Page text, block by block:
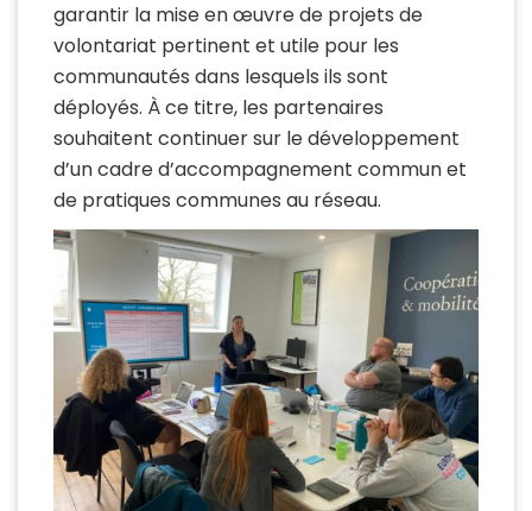
garantir la mise en œuvre de projets de
volontariat pertinent et utile pour les
communautés dans lesquels ils sont
déployés. À ce titre, les partenaires
souhaitent continuer sur le développement
d’un cadre d’accompagnement commun et
de pratiques communes au réseau.